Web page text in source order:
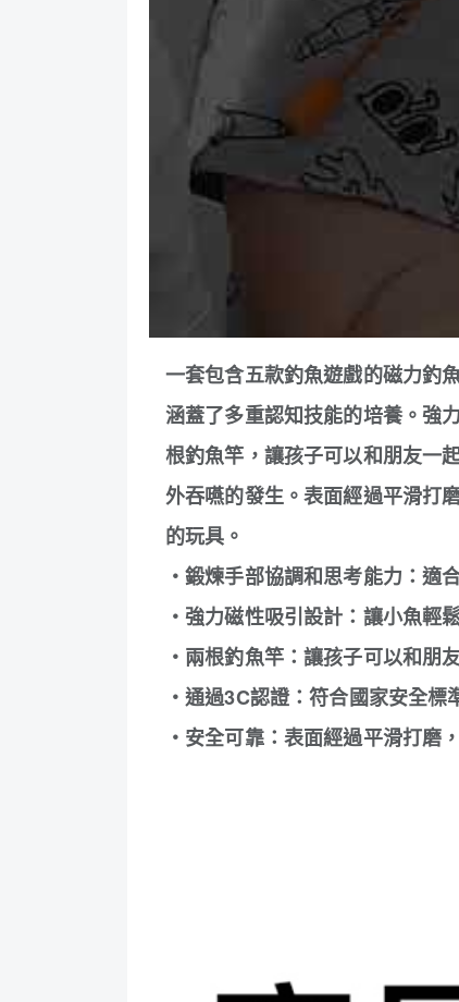
一套包含五款釣魚遊戲的磁力釣
涵蓋了多重認知技能的培養。強
根釣魚竿，讓孩子可以和朋友一
外吞嚥的發生。表面經過平滑打
的玩具。
・鍛煉手部協調和思考能力：適
・強力磁性吸引設計：讓小魚輕
・兩根釣魚竿：讓孩子可以和朋
・通過3C認證：符合國家安全
・安全可靠：表面經過平滑打磨